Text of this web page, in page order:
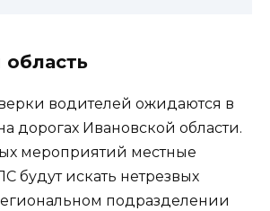
область
водителей ожидаются в
дорогах Ивановской области.
мероприятий местные
будут искать нетрезвых
подразделении